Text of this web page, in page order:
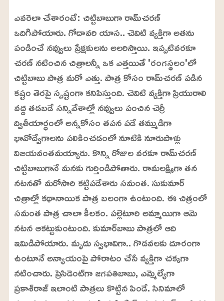
ఎవరెలా చేశారంటే: చిట్టిబాబుగా రామ్‌చరణ్‌
ఒదిగిపోయారు. గోదావరి యాస.. చెవిటి వ్యక్తిగా అతను
పండించే నవ్వులు ప్రేక్షకులను అలరిస్తాయి. ఇప్పటివరకూ
చరణ్‌ నటించిన చిత్రాలన్నీ ఒక ఎత్తయితే 'రంగస్థలం'లో
చిట్టిబాబు పాత్ర మరో ఎత్తు. పాత్ర కోసం రామ్‌చరణ్‌ పడిన
కష్టం తెరపై స్పష్టంగా కనిపిస్తుంది. చెవిటి వ్యక్తిగా ప్రియురాలి
వద్ద తడబడే సన్నివేశాల్లో నవ్వులు పంచిన చెర్రీ
ద్వితీయార్ధంలో అన్నకోసం తపన పడే తమ్ముడిగా
భావోద్వేగాలను పలికించడంలో నూటికి నూరుపాళ్లు
విజయవంతమయ్యారు. కొన్ని రోజుల వరకూ రామ్‌చరణ్‌
చిట్టిబాబుగానే మనకు గుర్తిండిపోతారు. రామలక్ష్మిగా తన
నటనతో మరోసారి కట్టిపడేశారు సమంత. సుకుమార్‌
చిత్రాల్లో కథానాయిక పాత్ర బలంగా ఉంటుంది. ఈ చిత్రంలో
సమంత పాత్ర చాలా కీలకం. పల్లెటూరి అమ్మాయిగా ఆమె
నటన ఆకట్టుకుంటుంది. కుమార్‌బాబు పాత్రలో ఆది
ఇమిడిపోయారు. మృదు స్వభావిగా.. గొడవలకు దూరంగా
ఉంటూనే అన్యాయంపై పోరాటం చేసే వ్యక్తిగా చక్కగా
నటించారు. ప్రెసిడెంట్‌గా జగపతిబాబు, ఎమ్మెల్యేగా
ప్రకాశ్‌రాజ్‌ ఇలాంటి పాత్రలు కొట్టిన పిండే. సినిమాలో